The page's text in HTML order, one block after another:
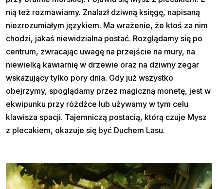
nią też rozmawiamy. Znalazł dziwną księgę, napisaną
niezrozumiałym językiem. Ma wrażenie, że ktoś za nim
chodzi, jakaś niewidzialna postać. Rozglądamy się po
centrum, zwracając uwagę na przejście na mury, na
niewielką kawiarnię w drzewie oraz na dziwny zegar
wskazujący tylko pory dnia. Gdy już wszystko
obejrzymy, spoglądamy przez magiczną monetę, jest w
ekwipunku przy różdżce lub używamy w tym celu
klawisza spacji. Tajemniczą postacią, którą czuje Mysz
z plecakiem, okazuje się być Duchem Lasu.